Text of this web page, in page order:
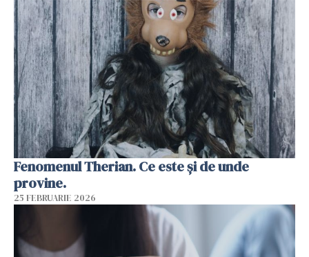
Fenomenul Therian. Ce este și de unde
provine.
25 FEBRUARIE 2026